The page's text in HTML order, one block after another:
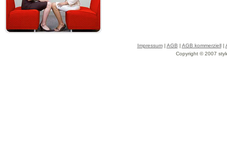
Impressum| AGB | AGB kommerziell|
Copyright © 2007